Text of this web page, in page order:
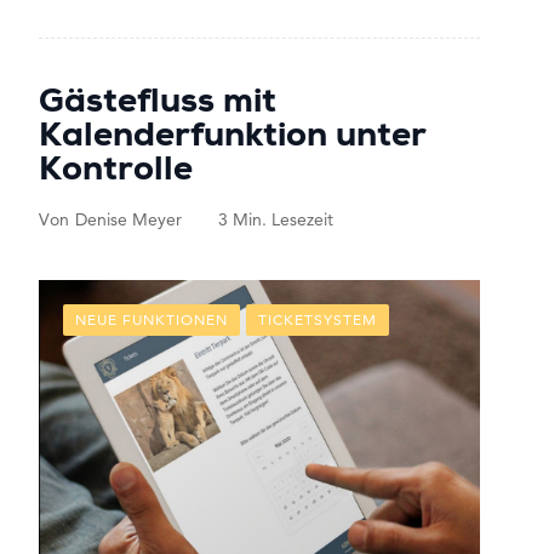
Gästefluss mit
Kalenderfunktion unter
Kontrolle
Von Denise Meyer 3 Min. Lesezeit
NEUE FUNKTIONEN TICKETSYSTEM